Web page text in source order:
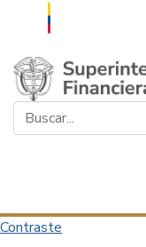
Saltar al contenido
Contraste